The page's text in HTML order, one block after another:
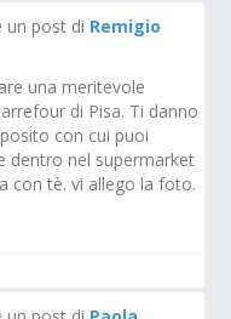
un post di Remigio
una meritevole
di Pisa. Ti danno
con cui puoi
dentro nel supermarket
con tè. vi allego la foto.